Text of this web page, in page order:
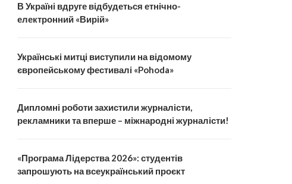
В Україні вдруге відбудеться етнічно-
електронний «Вирій»
Українські митці виступили на відомому
європейському фестивалі «Pohoda»
Дипломні роботи захистили журналісти,
рекламники та вперше – міжнародні журналісти!
«Програма Лідерства 2026»: студентів
запрошують на всеукраїнський проєкт